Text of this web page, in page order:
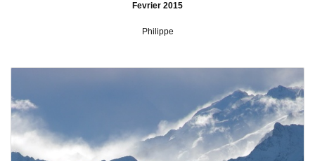
Fevrier 2015
Philippe